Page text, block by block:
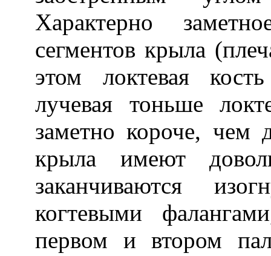
Характерно
сегментов крыла
этом локтевая
лучевая тоньше
заметно короче, чем
крыла имеют
заканчиваются
когтевыми
первом и втором